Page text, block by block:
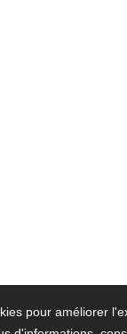
pour améliorer